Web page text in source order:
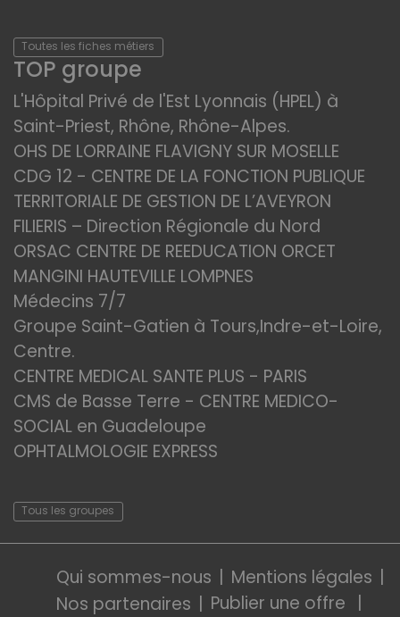
Toutes les fiches métiers
TOP groupe
L'Hôpital Privé de l'Est Lyonnais (HPEL) à
Saint-Priest, Rhône, Rhône-Alpes.
OHS DE LORRAINE FLAVIGNY SUR MOSELLE
CDG 12 - CENTRE DE LA FONCTION PUBLIQUE
TERRITORIALE DE GESTION DE L’AVEYRON
FILIERIS – Direction Régionale du Nord
ORSAC CENTRE DE REEDUCATION ORCET
MANGINI HAUTEVILLE LOMPNES
Médecins 7/7
Groupe Saint-Gatien à Tours,Indre-et-Loire,
Centre.
CENTRE MEDICAL SANTE PLUS - PARIS
CMS de Basse Terre - CENTRE MEDICO-
SOCIAL en Guadeloupe
OPHTALMOLOGIE EXPRESS
Tous les groupes
Qui sommes-nous
Mentions légales
Nos partenaires
Publier une offre